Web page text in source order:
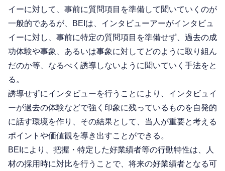
イーに対して、事前に質問項目を準備して聞いていくのが
一般的であるが、BEIは、インタビューアーがインタビュ
イーに対し、事前に特定の質問項目を準備せず、過去の成
功体験や事象、あるいは事象に対してどのように取り組ん
だのか等、なるべく誘導しないように聞いていく手法をと
る。
誘導せずにインタビューを行うことにより、インタビュイ
ーが過去の体験などで強く印象に残っているものを自発的
に話す環境を作り、その結果として、当人が重要と考える
ポイントや価値観を導き出すことができる。
BEIにより、把握・特定した好業績者等の行動特性は、人
材の採用時に対比を行うことで、将来の好業績者となる可